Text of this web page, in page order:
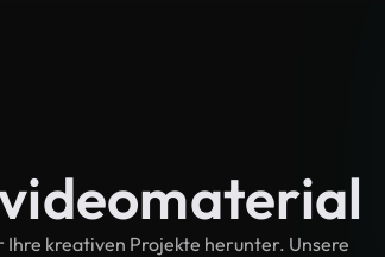
kreativen Projekte herunter. Unsere